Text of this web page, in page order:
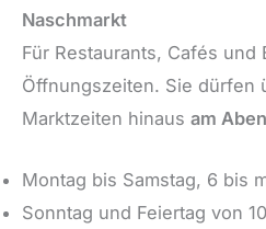
Naschmarkt
Für Restaurants, Cafés und
Öffnungszeiten. Sie dürfen
Marktzeiten hinaus am
Montag bis Samstag, 6 bis
Sonntag und Feiertag von